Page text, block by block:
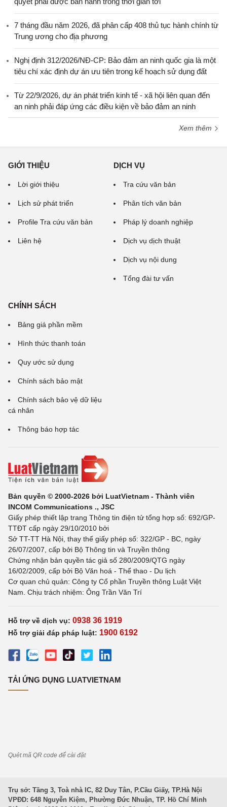
7 tháng đầu năm 2026, đã phân cấp 408 thủ tục hành chính từ
Trung ương cho địa phương
Nghị định 312/2026/NĐ-CP: Bảo đảm an ninh quốc gia là một
tiêu chí xác định dự án ưu tiên trong kế hoạch sử dụng đất
Từ 22/9/2026, dự án phát triển kinh tế - xã hội liên quan đến
an ninh phải đáp ứng các điều kiện về bảo đảm an ninh
Xem thêm
GIỚI THIỆU
Lời giới thiệu
Lịch sử phát triển
Profile Tra cứu văn bản
Liên hệ
DỊCH VỤ
Tra cứu văn bản
Phân tích văn bản
Pháp lý doanh nghiệp
Dịch vụ dịch thuật
Dịch vụ nội dung
Tổng đài tư vấn
CHÍNH SÁCH
Bảng giá phần mềm
Hình thức thanh toán
Quy ước sử dụng
Chính sách bảo mật
Chính sách bảo vệ dữ liệu
cá nhân
Thông báo hợp tác
Bản quyền © 2000-2026 bởi LuatVietnam - Thành viên
INCOM Communications ., JSC
Giấy phép thiết lập trang Thông tin điện tử tổng hợp số: 692/GP-
TTĐT cấp ngày 29/10/2010 bởi
Sở TT-TT Hà Nội, thay thế giấy phép số: 322/GP - BC, ngày
26/07/2007, cấp bởi Bộ Thông tin và Truyền thông
Chứng nhận bản quyền tác giả số 280/2009/QTG ngày
16/02/2009, cấp bởi Bộ Văn hoá - Thể thao - Du lịch
Cơ quan chủ quản: Công ty Cổ phần Truyền thông Luật Việt
Nam. Chịu trách nhiệm: Ông Trần Văn Trí
Hỗ trợ về dịch vụ: 0938 36 1919
Hỗ trợ giải đáp pháp luật: 1900 6192
TẢI ỨNG DỤNG LUATVIETNAM
Quét mã QR code để cài đặt
Trụ sở: Tầng 3, Toà nhà IC, 82 Duy Tân, P.Cầu Giấy, TP.Hà Nội
VPĐD: 648 Nguyễn Kiệm, Phường Đức Nhuận, TP. Hồ Chí Minh